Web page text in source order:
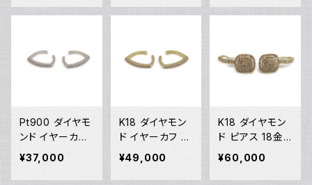
ン Y05262
ング K18WG 18
ネックレス K18
Pt900 ダイヤモ
ンド イヤーカフ
プラチナ Y0525
¥37,000
K18 ダイヤモン
ド イヤーカフ 18
金 Y05253
¥49,000
K18 ダイヤモン
ド ピアス 18金
フックピアス Y0
5252
¥60,000